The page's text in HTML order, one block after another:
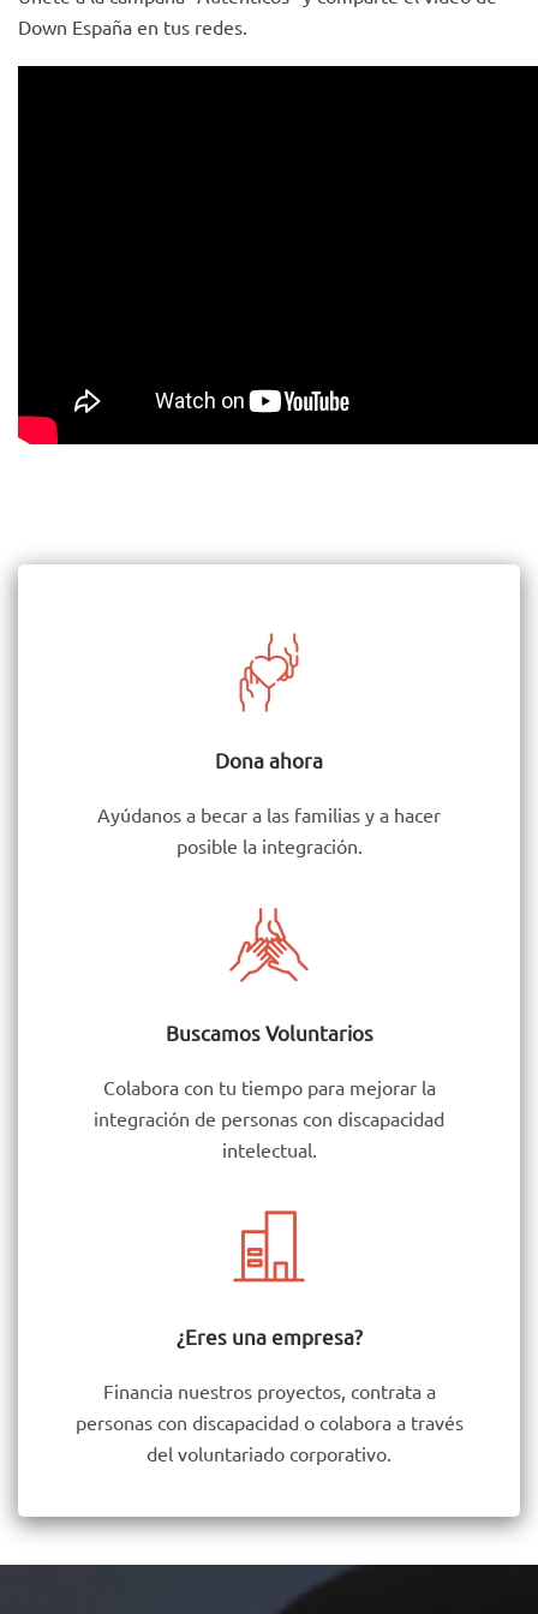
Down España en tus redes.
Dona ahora
Ayúdanos a becar a las familias y a hacer
posible la integración.
Buscamos Voluntarios
Colabora con tu tiempo para mejorar la
integración de personas con discapacidad
intelectual.
¿Eres una empresa?
Financia nuestros proyectos, contrata a
personas con discapacidad o colabora a través
del voluntariado corporativo.